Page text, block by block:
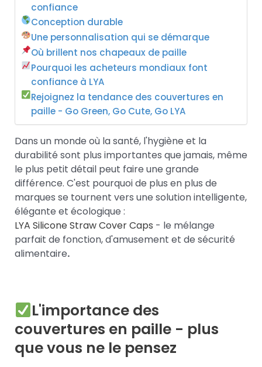
confiance
Conception durable
Une personnalisation qui se démarque
Où brillent nos chapeaux de paille
Pourquoi les acheteurs mondiaux font
confiance à LYA
Rejoignez la tendance des couvertures en
paille - Go Green, Go Cute, Go LYA
Dans un monde où la santé, l'hygiène et la
durabilité sont plus importantes que jamais, même
le plus petit détail peut faire une grande
différence. C'est pourquoi de plus en plus de
marques se tournent vers une solution intelligente,
élégante et écologique :
LYA Silicone Straw Cover Caps - le mélange
parfait de fonction, d'amusement et de sécurité
alimentaire.
L'importance des
couvertures en paille - plus
que vous ne le pensez